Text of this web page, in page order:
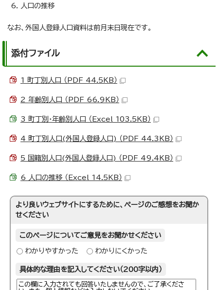
人口の推移
なお、外国人登録人口資料は前月末日現在です。
添付ファイル
1 町丁別人口 （PDF 44.5KB）
2 年齢別人口 （PDF 66.9KB）
3 町丁別・年齢別人口 （Excel 103.5KB）
4 町丁別人口(外国人登録人口) （PDF 44.3KB）
5 国籍別人口(外国人登録人口) （PDF 49.4KB）
6 人口の推移 （Excel 14.5KB）
より良いウェブサイトにするために、ページのご感想をお聞か
せください
このページについてご意見をお聞かせください
わかりやすかった わかりにくかった
具体的な理由を記入してください（200字以内）